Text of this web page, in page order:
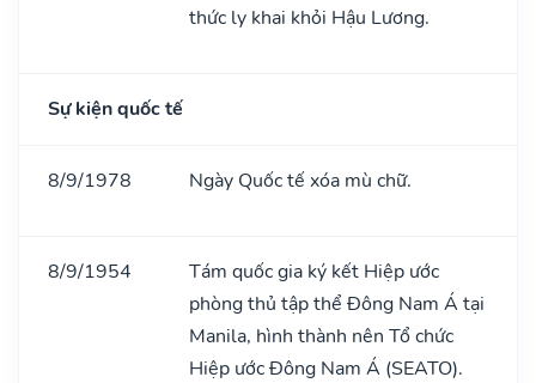
thức ly khai khỏi Hậu Lương.
Sự kiện quốc tế
8/9/1978 Ngày Quốc tế xóa mù chữ.
8/9/1954
Tám quốc gia ký kết Hiệp ước
phòng thủ tập thể Đông Nam Á tại
Manila, hình thành nên Tổ chức
Hiệp ước Đông Nam Á (SEATO).